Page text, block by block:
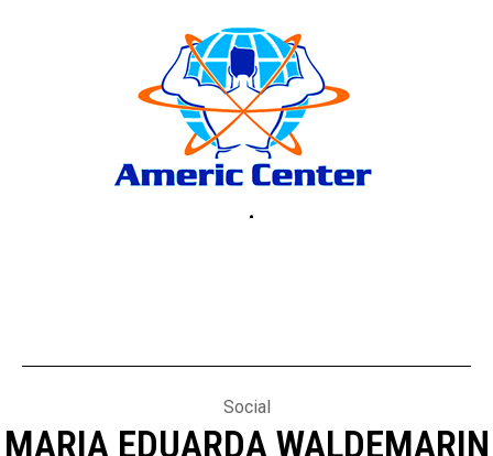
Social
MARIA EDUARDA WALDEMARIN